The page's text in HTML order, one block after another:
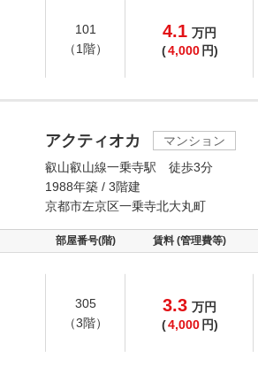
101
（1階）
4.1 万円
(4,000 円)
アクティオカ
マンション
叡山叡山線一乗寺駅 徒歩3分
1988年築 / 3階建
京都市左京区一乗寺北大丸町
部屋番号(階) 賃料 (管理費等)
305
（3階）
3.3 万円
(4,000 円)